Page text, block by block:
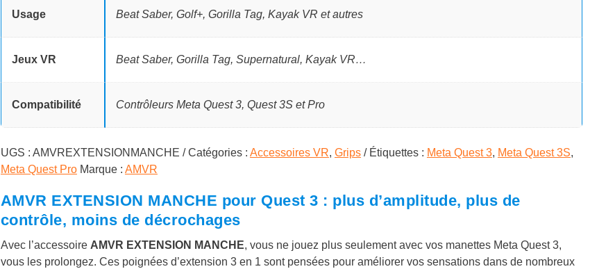
a
é
t
a
i
t
:
e
l
e
s
t
:
2
1
,
Usage Beat Saber, Golf+, Gorilla Tag, Kayak VR et autres
Jeux VR Beat Saber, Gorilla Tag, Supernatural, Kayak VR…
Compatibilité Contrôleurs Meta Quest 3, Quest 3S et Pro
UGS : AMVREXTENSIONMANCHE Catégories : Accessoires VR, Grips Étiquettes : Meta Quest 3, Meta Quest 3S,
Meta Quest Pro Marque : AMVR
AMVR EXTENSION MANCHE pour Quest 3 : plus d’amplitude, plus de
contrôle, moins de décrochages
Avec l’accessoire AMVR EXTENSION MANCHE, vous ne jouez plus seulement avec vos manettes Meta Quest 3,
vous les prolongez. Ces poignées d’extension 3 en 1 sont pensées pour améliorer vos sensations dans de nombreux